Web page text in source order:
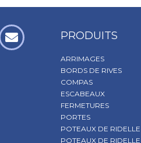
PRODUITS
ARRIMAGES
BORDS DE RIVES
COMPAS
ESCABEAUX
FERMETURES
PORTES
POTEAUX DE
POTEAUX DE